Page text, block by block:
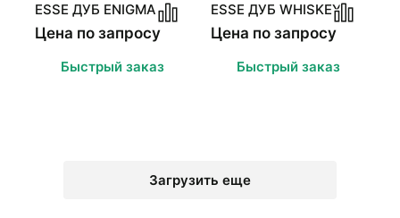
ESSE ДУБ ENIGMA
Цена по запросу
Быстрый заказ
ESSE ДУБ WHISKEY
Цена по запросу
Быстрый заказ
Загрузить еще